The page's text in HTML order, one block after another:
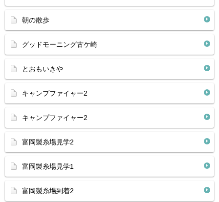
朝の散歩
グッドモーニング古ケ崎
とおもいきや
キャンプファイャー2
キャンプファイャー2
富岡製糸場見学2
富岡製糸場見学1
富岡製糸場到着2